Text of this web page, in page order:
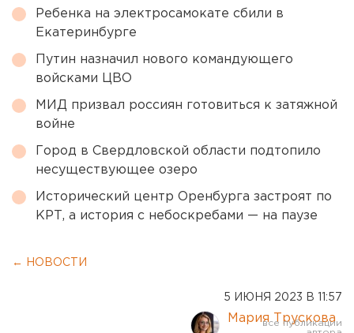
Ребенка на электросамокате сбили в
Екатеринбурге
Путин назначил нового командующего
войсками ЦВО
МИД призвал россиян готовиться к затяжной
войне
Город в Свердловской области подтопило
несуществующее озеро
Исторический центр Оренбурга застроят по
КРТ, а история с небоскребами — на паузе
← НОВОСТИ
5 ИЮНЯ 2023 В 11:57
Мария Трускова